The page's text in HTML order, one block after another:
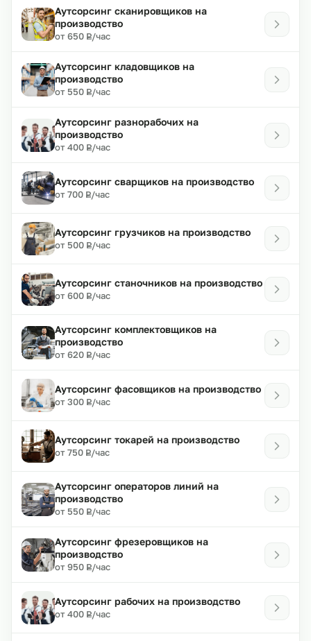
Аутсорсинг сканировщиков на
производство
от 650 ₽
Р/час
Аутсорсинг кладовщиков на
производство
от 550 ₽
Р/час
Аутсорсинг разнорабочих на
производство
от 400 ₽
Р/час
Аутсорсинг сварщиков на производство
от 700 ₽
Р/час
Аутсорсинг грузчиков на производство
от 500 ₽
Р/час
Аутсорсинг станочников на производство
от 600 ₽
Р/час
Аутсорсинг комплектовщиков на
производство
от 620 ₽
Р/час
Аутсорсинг фасовщиков на производство
от 300 ₽
Р/час
Аутсорсинг токарей на производство
от 750 ₽
Р/час
Аутсорсинг операторов линий на
производство
от 550 ₽
Р/час
Аутсорсинг фрезеровщиков на
производство
от 950 ₽
Р/час
Аутсорсинг рабочих на производство
от 400 ₽
Р/час